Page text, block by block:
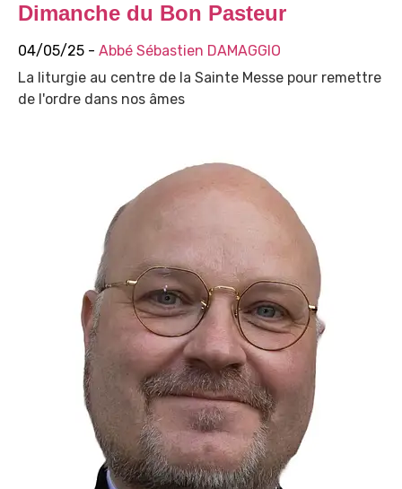
Dimanche du Bon Pasteur
04/05/25 - Abbé Sébastien DAMAGGIO
La liturgie au centre de la Sainte Messe pour remettre
de l'ordre dans nos âmes